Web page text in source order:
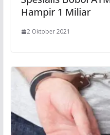
Hampir 1 Miliar
2 Oktober 2021